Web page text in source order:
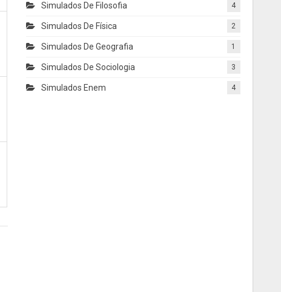
Simulados De Filosofia 4
Simulados De Física 2
Simulados De Geografia 1
Simulados De Sociologia 3
Simulados Enem 4